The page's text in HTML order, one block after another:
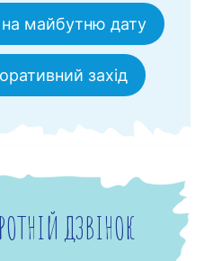
майбутню дату
захід
ДЗВІНОК